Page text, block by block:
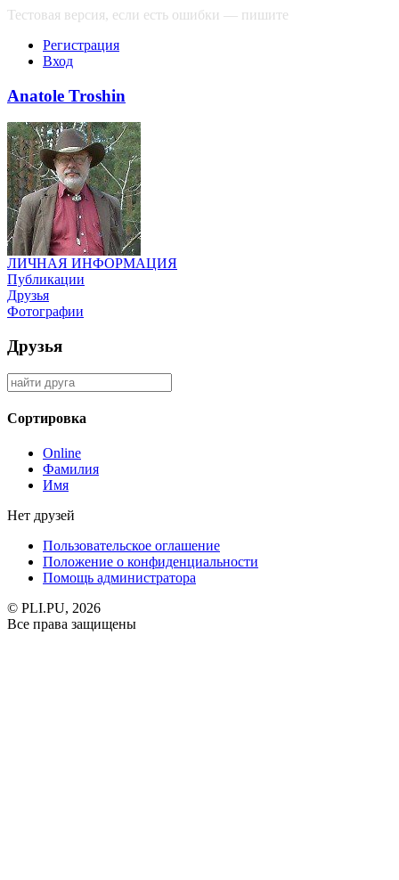
Тестовая версия, если есть ошибки — пишите
Регистрация
Вход
Anatole Troshin
ЛИЧНАЯ ИНФОРМАЦИЯ
Публикации
Друзья
Фотографии
Друзья
Сортировка
Online
Фамилия
Имя
Нет друзей
Пользовательское оглашение
Положение о конфиденциальности
Помощь администратора
© PLI.PU, 2026
Все права защищены